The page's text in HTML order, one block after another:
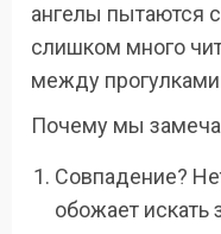
ангелы пытаются
слишком много
между
Почему мы
Совпадение?
обожает